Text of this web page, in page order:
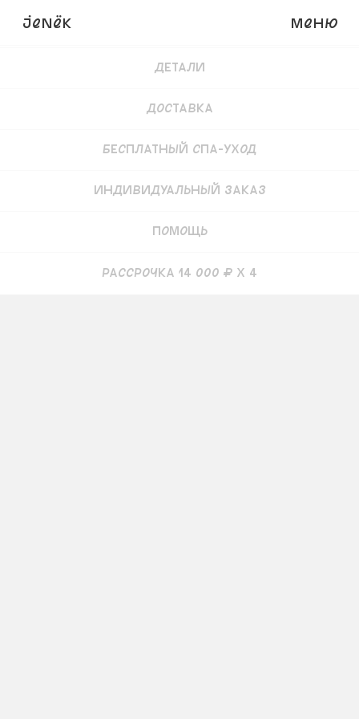
JENёK Меню
Детали
Доставка
Бесплатный СПА-уход
Индивидуальный заказ
Помощь
рассрочка 14 000 ₽ x 4